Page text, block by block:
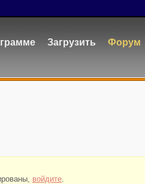
Загрузить Форум
войдите.